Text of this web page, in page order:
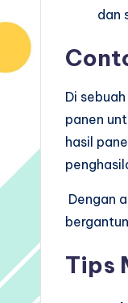
dan
Di
panen
hasil
Dengan
Tips